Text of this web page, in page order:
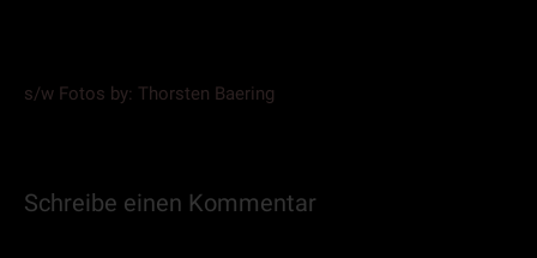
s/w Fotos by: Thorsten Baering
Schreibe einen Kommentar